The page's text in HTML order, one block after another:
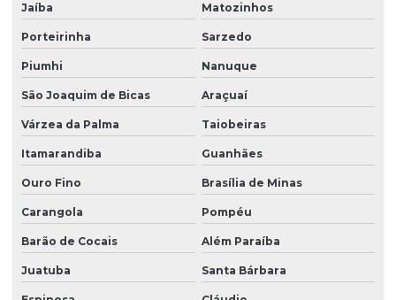
Jaíba Matozinhos
Porteirinha Sarzedo
Piumhi Nanuque
São Joaquim de Bicas Araçuaí
Várzea da Palma Taiobeiras
Itamarandiba Guanhães
Ouro Fino Brasília de Minas
Carangola Pompéu
Barão de Cocais Além Paraíba
Juatuba Santa Bárbara